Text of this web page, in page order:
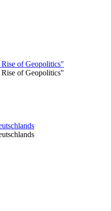
of Geopolitics"
of Geopolitics"